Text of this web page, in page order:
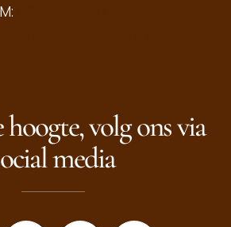
M:
volg ons via
media